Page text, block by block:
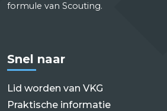
formule van Scouting.
Snel naar
Lid worden van VKG
Praktische informatie